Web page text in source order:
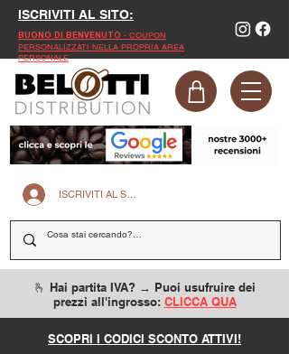
ISCRIVITI AL SITO:
BUONO DI BENVENUTO - COUPON
PERSONALIZZATI NELLA PROPRIA AREA
PERSONALE
ISCRIVITI AL SITO
🫰 Hai partita IVA? → Puoi usufruire dei
prezzi all'ingrosso: CLICCA QUA
SCOPRI I CODICI SCONTO ATTIVI!